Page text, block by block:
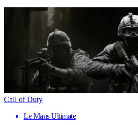
Call of Duty
Le Mans Ultimate